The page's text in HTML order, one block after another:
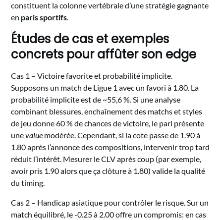
constituent la colonne vertébrale d’une stratégie gagnante
en paris sportifs.
Études de cas et exemples
concrets pour affûter son edge
Cas 1 – Victoire favorite et probabilité implicite.
Supposons un match de Ligue 1 avec un favori à 1.80. La
probabilité implicite est de ~55,6 %. Si une analyse
combinant blessures, enchaînement des matchs et styles
de jeu donne 60 % de chances de victoire, le pari présente
unevalue modérée. Cependant, si la cote passe de 1.90 à
1.80 après l’annonce des compositions, intervenir trop tard
réduit l’intérêt. Mesurer le CLV après coup (par exemple,
avoir pris 1.90 alors que ça clôture à 1.80) valide la qualité
du timing.
Cas 2 – Handicap asiatique pour contrôler le risque. Sur un
match équilibré, le -0.25 à 2.00 offre un compromis: en cas